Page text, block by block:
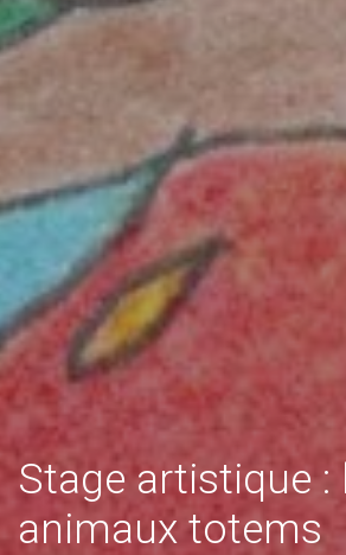
Stage artistique :
animaux totems